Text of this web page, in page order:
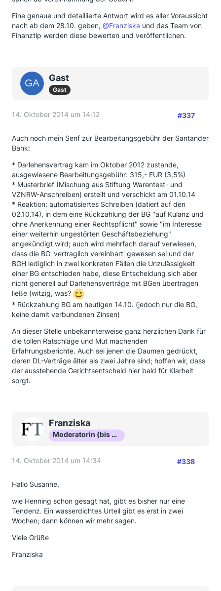
Eine genaue und detaillierte Antwort wird es aller Voraussicht
nach ab dem 28.10. geben, @Franziska und das Team von
Finanztip werden diese bewerten und veröffentlichen.
Gast
Gast
14. Oktober 2014 um 14:12 #337
Auch noch mein Senf zur Bearbeitungsgebühr der Santander
Bank:
* Darlehensvertrag kam im Oktober 2012 zustande,
ausgewiesene Bearbeitungsgebühr: 315,- EUR (3,5%)
* Musterbrief (Mischung aus Stiftung Warentest- und
VZNRW-Anschreiben) erstellt und verschickt am 01.10.14
* Reaktion: automatisiertes Schreiben (datiert auf den
02.10.14), in dem eine Rückzahlung der BG "auf Kulanz und
ohne Anerkennung einer Rechtspflicht" sowie "im Interesse
einer weiterhin ungestörten Geschäftsbeziehung"
angekündigt wird; auch wird mehrfach darauf verwiesen,
dass die BG 'vertraglich vereinbart' gewesen sei und der
BGH lediglich in zwei konkreten Fällen die Unzulässigkeit
einer BG entschieden habe, diese Entscheidung sich aber
nicht generell auf Darlehensverträge mit BGen übertragen
ließe (witzig, was?
* Rückzahlung BG am heutigen 14.10. (jedoch nur die BG,
keine damit verbundenen Zinsen)
An dieser Stelle unbekannterweise ganz herzlichen Dank für
die tollen Ratschläge und Mut machenden
Erfahrungsberichte. Auch sei jenen die Daumen gedrückt,
deren DL-Verträge älter als zwei Jahre sind; hoffen wir, dass
der ausstehende Gerichtsentscheid hier bald für Klarheit
sorgt.
Franziska
Moderatorin (bis Okt 16)
14. Oktober 2014 um 14:34 #338
Hallo Susanne,
wie Henning schon gesagt hat, gibt es bisher nur eine
Tendenz. Ein wasserdichtes Urteil gibt es erst in zwei
Wochen; dann können wir mehr sagen.
Viele Grüße
Franziska